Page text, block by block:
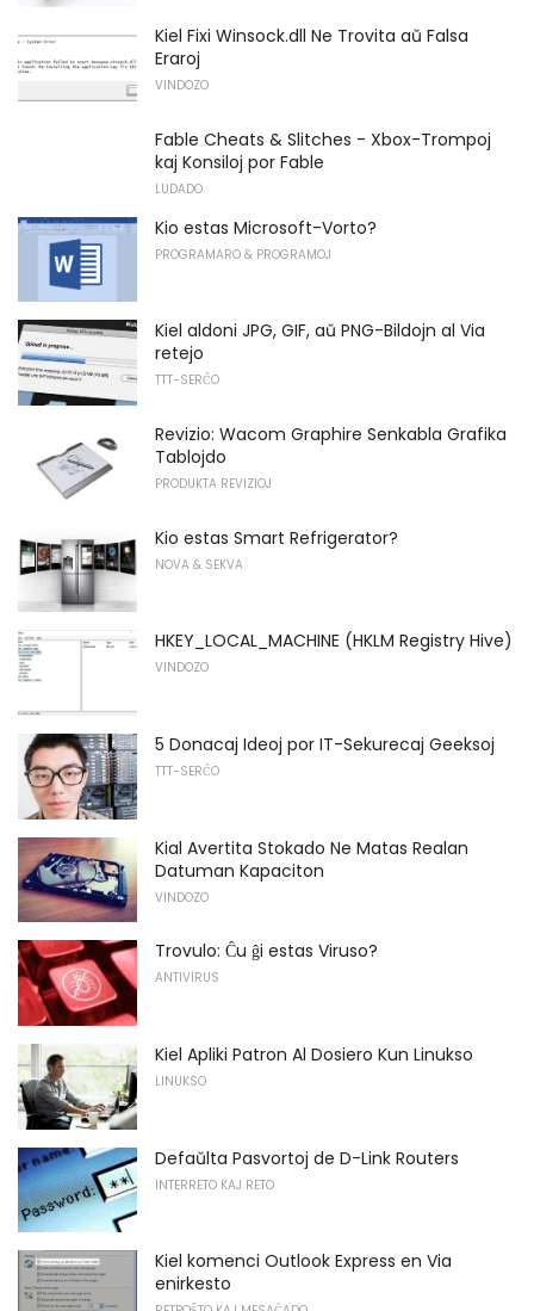
Kiel Fixi Winsock.dll Ne Trovita aŭ Falsa
Eraroj
VINDOZO
Fable Cheats & Slitches - Xbox-Trompoj
kaj Konsiloj por Fable
LUDADO
Kio estas Microsoft-Vorto?
PROGRAMARO & PROGRAMOJ
Kiel aldoni JPG, GIF, aŭ PNG-Bildojn al Via
retejo
TTT-SERĈO
Revizio: Wacom Graphire Senkabla Grafika
Tablojdo
PRODUKTA REVIZIOJ
Kio estas Smart Refrigerator?
NOVA & SEKVA
HKEY_LOCAL_MACHINE (HKLM Registry Hive)
VINDOZO
5 Donacaj Ideoj por IT-Sekurecaj Geeksoj
TTT-SERĈO
Kial Avertita Stokado Ne Matas Realan
Datuman Kapaciton
VINDOZO
Trovulo: Ĉu ĝi estas Viruso?
ANTIVIRUS
Kiel Apliki Patron Al Dosiero Kun Linukso
LINUKSO
Defaŭlta Pasvortoj de D-Link Routers
INTERRETO KAJ RETO
Kiel komenci Outlook Express en Via
enirkesto